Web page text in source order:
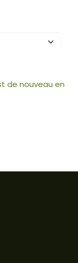
de nouveau en